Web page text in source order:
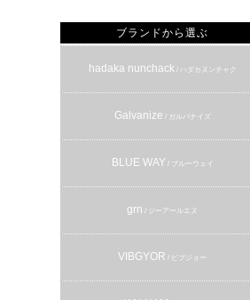
ブランドから選ぶ
hadaka nunchack/ ハダカヌンチャク
Galvanize / ガルバナイズ
BLUE WAY / ブルーウェイ
grn / ジーアールエヌ
VIBGYOR / ビブジョー